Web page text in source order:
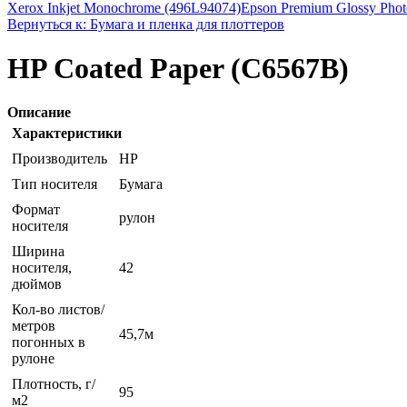
Xerox Inkjet Monochrome (496L94074)Epson Premium Glossy
Вернуться к: Бумага и пленка для плоттеров
HP Coated Paper (C6567B)
Описание
Характеристики
Производитель
HP
Тип носителя
Бумага
Формат
носителя
рулон
Ширина
носителя,
дюймов
42
Кол-во листов/
метров
погонных в
рулоне
45,7м
Плотность, г/
м2
95